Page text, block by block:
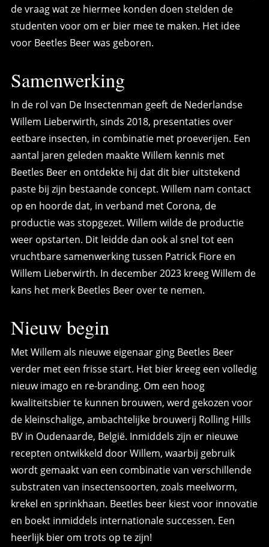
de vraag wat ze hiermee konden doen stelden de
studenten voor om er bier mee te maken. Het idee
voor Beetles Beer was geboren.
Samenwerking
In de rol van De Insectenman geeft de Nederlandse
Willem Lieberwirth, sinds 2018, presentaties over
eetbare insecten, in combinatie met proeverijen. Een
aantal jaren geleden maakte Willem kennis met
Beetles Beer en ontdekte hij dat dit bier uitstekend
paste bij zijn bestaande concept. Willem nam contact
op en hoorde dat, in verband met Corona, de
productie was stopgezet. Willem wilde de productie
weer opstarten. Dit leidde dan ook al snel tot een
vruchtbare samenwerking tussen Patrick Fiore en
Willem Lieberwirth. In december 2023 kreeg Willem de
kans het merk Beetles Beer over te nemen.
Nieuw begin
Met Willem als nieuwe eigenaar ging Beetles Beer
verder met een frisse start. Het bier kreeg een volledig
nieuw imago en re-branding. Om een hoog
kwaliteitsbier te kunnen brouwen, werd gekozen voor
de kleinschalige, ambachtelijke brouwerij Rolling Hills
BV in Oudenaarde, België. Inmiddels zijn er nieuwe
recepten ontwikkeld door Willem, waarbij gebruik
wordt gemaakt van een combinatie van verschillende
substraten van insectensoorten, zoals meelworm,
krekel en sprinkhaan. Beetles beer kiest voor innovatie
en boekt inmiddels internationale successen. Een
heerlijk bier om trots op te zijn!